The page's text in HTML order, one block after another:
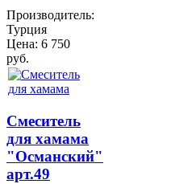
Производитель:
Турция
Цена: 6 750
руб.
Смеситель
для хамама
"Османский"
арт.49